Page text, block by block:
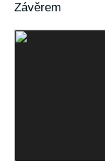
Závěrem